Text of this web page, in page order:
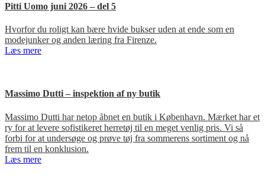
Pitti Uomo juni 2026 – del 5
Hvorfor du roligt kan bære hvide bukser uden at ende som en
modejunker og anden læring fra Firenze.
Læs mere
Massimo Dutti – inspektion af ny butik
Massimo Dutti har netop åbnet en butik i København. Mærket har et
ry for at levere sofistikeret herretøj til en meget venlig pris. Vi så
forbi for at undersøge og prøve tøj fra sommerens sortiment og nå
frem til en konklusion.
Læs mere